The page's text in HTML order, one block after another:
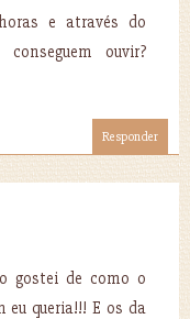
e através do
ouvir?
Responder
gostei de como o
eu queria!!! E os da